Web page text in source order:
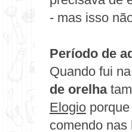
- mas isso
Período de
Quando fui
de orelha
Elogio
comendo nas